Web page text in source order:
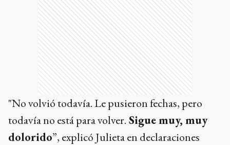
"No volvió todavía. Le pusieron fechas, pero
todavía no está para volver. Sigue muy, muy
dolorido”, explicó Julieta en declaraciones